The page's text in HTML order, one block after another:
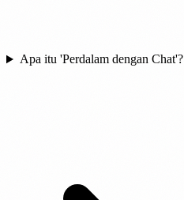
Apa itu 'Perdalam dengan Chat'?